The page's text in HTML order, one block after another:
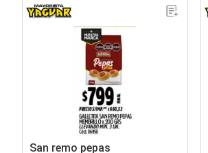
San remo pepas